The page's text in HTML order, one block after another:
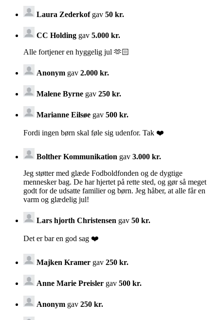
Laura Zederkofgav 50 kr.
CC Holding gav 5.000 kr.
Alle fortjener en hyggelig jul 🫶🏻
Anonym gav 2.000 kr.
Malene Byrne gav 250 kr.
Marianne Eilsøe gav 500 kr.
Fordi ingen børn skal føle sig udenfor. Tak ❤️
Bolther Kommunikation gav 3.000 kr.
Jeg støtter med glæde Fodboldfonden og de dygtige
mennesker bag. De har hjertet på rette sted, og gør så meget
godt for de udsatte familier og børn. Jeg håber, at alle får en
varm og glædelig jul!
Lars hjorth Christensen gav 50 kr.
Det er bar en god sag ❤️
Majken Kramer gav 250 kr.
Anne Marie Preisler gav 500 kr.
Anonym gav 250 kr.